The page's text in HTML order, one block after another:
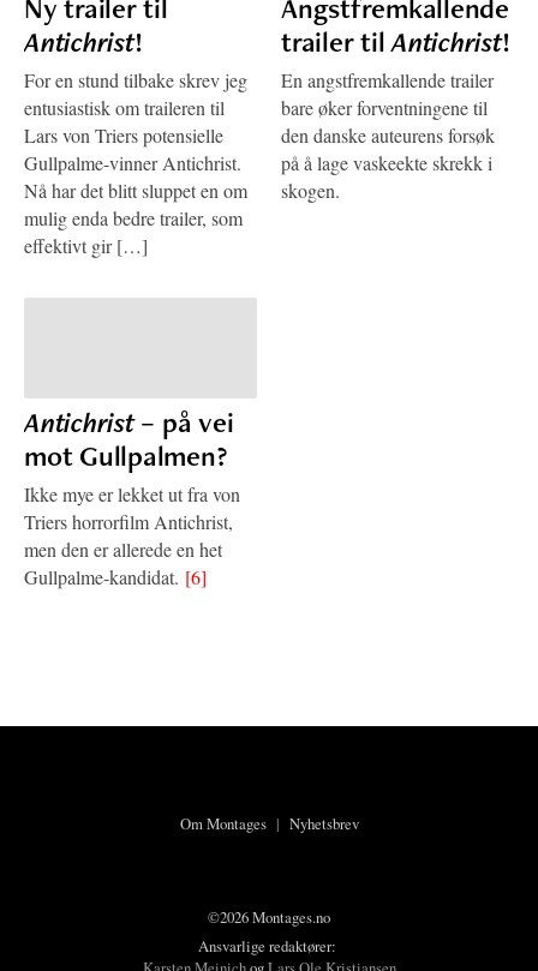
Ny trailer til
Antichrist!
For en stund tilbake skrev jeg
entusiastisk om traileren til
Lars von Triers potensielle
Gullpalme-vinner Antichrist.
Nå har det blitt sluppet en om
mulig enda bedre trailer, som
effektivt gir […]
Angstfremkallende
trailer tilAntichrist!
En angstfremkallende trailer
bare øker forventningene til
den danske auteurens forsøk
på å lage vaskeekte skrekk i
skogen.
Antichrist– på vei
mot Gullpalmen?
Ikke mye er lekket ut fra von
Triers horrorfilm Antichrist,
men den er allerede en het
Gullpalme-kandidat. [6]
Om Montages| Nyhetsbrev
©2026 Montages.no
Ansvarlige redaktører: